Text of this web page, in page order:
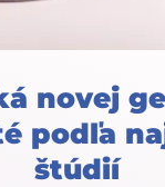
novej
podľa
štúdií